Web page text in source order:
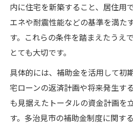
内に住宅を新築すること、居住用
エネや耐震性能などの基準を満た
す。これらの条件を踏まえたうえ
とても大切です。
具体的には、補助金を活用して初
宅ローンの返済計画や将来発生す
も見据えたトータルの資金計画を
す。多治見市の補助金制度に関す